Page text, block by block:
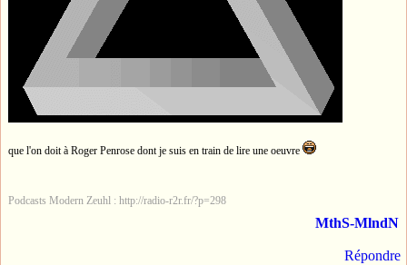
que l'on doit à Roger Penrose dont je suis en train de lire une oeuvre
Podcasts Modern Zeuhl : http://radio-r2r.fr/?p=298
MthS-MlndN
Répondre